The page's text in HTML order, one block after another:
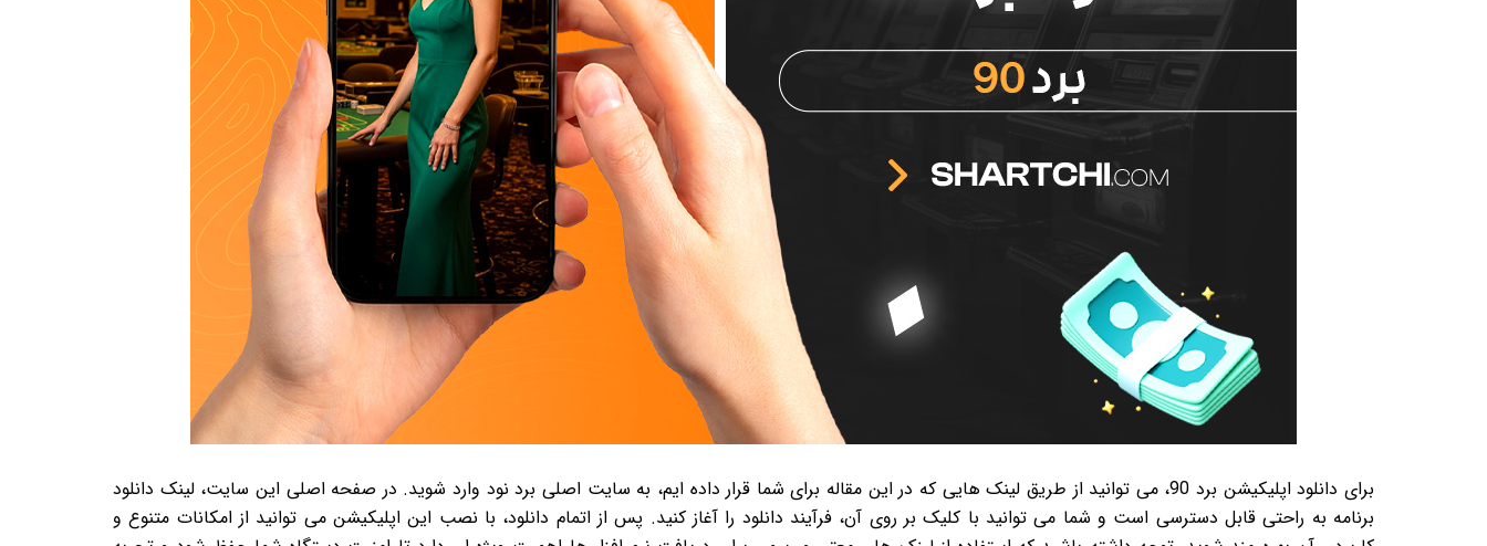
برای دانلود اپلیکیشن برد 90، می توانید از طریق لینک هایی که در این مقاله برای شما قرار داده ایم، به سایت اصلی برد نود وارد شوید. در صفحه اصلی این سایت، لینک دانلود
برنامه به راحتی قابل دسترسی است و شما می توانید با کلیک بر روی آن، فرآیند دانلود را آغاز کنید. پس از اتمام دانلود، با نصب این اپلیکیشن می توانید از امکانات متنوع و